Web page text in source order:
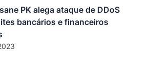
PK alega ataque de DDoS
bancários e financeiros